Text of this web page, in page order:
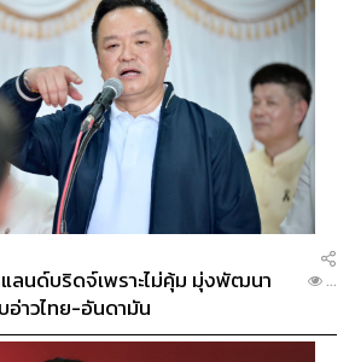
ลนด์บริดจ์เพราะไม่คุ้ม มุ่งพัฒนา
าวไทย-อันดามัน
...